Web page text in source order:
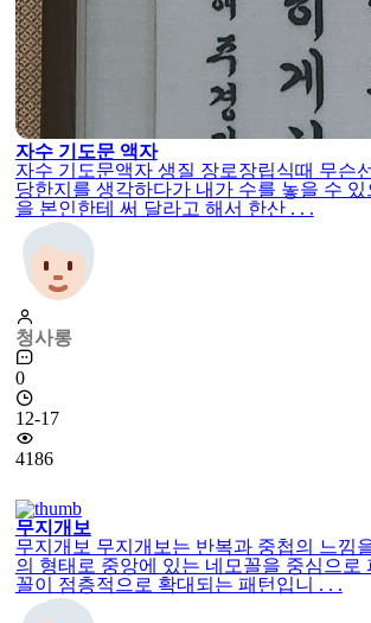
자수 기도문 액자
자수 기도문액자 생질 장로장립식때 무슨
당한지를 생각하다가 내가 수를 놓을 수
을 본인한테 써 달라고 해서 한산 . . .
청사롱
0
12-17
4186
무지개보
무지개보 무지개보는 반복과 중첩의 느낌
의 형태로 중앙에 있는 네모꼴을 중심으로
꼴이 점층적으로 확대되는 패턴입니 . . .